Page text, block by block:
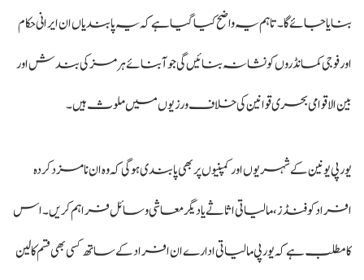
بنایا جائے گا۔ تاہم یہ واضح کیا گیا ہے کہ یہ پابندیاں ان ایرانی حکام
اور فوجی کمانڈروں کو نشانہ بنائیں گی جو آبنائے ہرمز کی بندش اور
بین الاقوامی بحری قوانین کی خلاف ورزیوں میں ملوث ہیں۔
یورپی یونین کے شہریوں اور کمپنیوں پر بھی پابندی ہوگی کہ وہ ان نامزد کردہ
افراد کو فنڈز، مالیاتی اثاثے یا دیگر معاشی وسائل فراہم کریں۔ اس
کا مطلب ہے کہ یورپی مالیاتی ادارے ان افراد کے ساتھ کسی بھی قسم کا لین